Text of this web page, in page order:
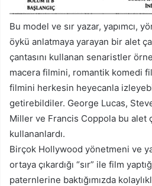
Bu model ve sır yazar, yapımcı,
öykü anlatmaya yarayan bir alet
çantasını kullanan senaristler
macera filmini, romantik komedi
filmini herkesin heyecanla
getirebildiler. George Lucas,
Miller ve Francis Coppola bu alet
kullananlardı.
Birçok Hollywood yönetmeni ve
ortaya çıkardığı “sır” ile film
paternlerine baktığımızda